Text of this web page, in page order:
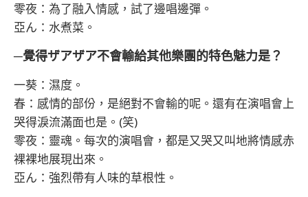
零夜：為了融入情感，試了邊唱邊彈。
亞ん：水煮菜。
─覺得ザアザア不會輸給其他樂團的特色魅力是？
一葵：濕度。
春：感情的部份，是絕對不會輸的呢。還有在演唱會上
哭得淚流滿面也是。(笑)
零夜：靈魂。每次的演唱會，都是又哭又叫地將情感赤
裸裸地展現出來。
亞ん：強烈帶有人味的草根性。